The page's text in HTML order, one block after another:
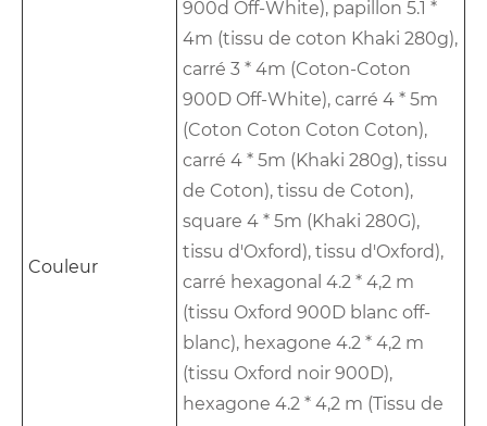
Couleur
900d Off-White), papillon 5.1 *
4m (tissu de coton Khaki 280g),
carré 3 * 4m (Coton-Coton
900D Off-White), carré 4 * 5m
(Coton Coton Coton Coton),
carré 4 * 5m (Khaki 280g), tissu
de Coton), tissu de Coton),
square 4 * 5m (Khaki 280G),
tissu d'Oxford), tissu d'Oxford),
carré hexagonal 4.2 * 4,2 m
(tissu Oxford 900D blanc off-
blanc), hexagone 4.2 * 4,2 m
(tissu Oxford noir 900D),
hexagone 4.2 * 4,2 m (Tissu de